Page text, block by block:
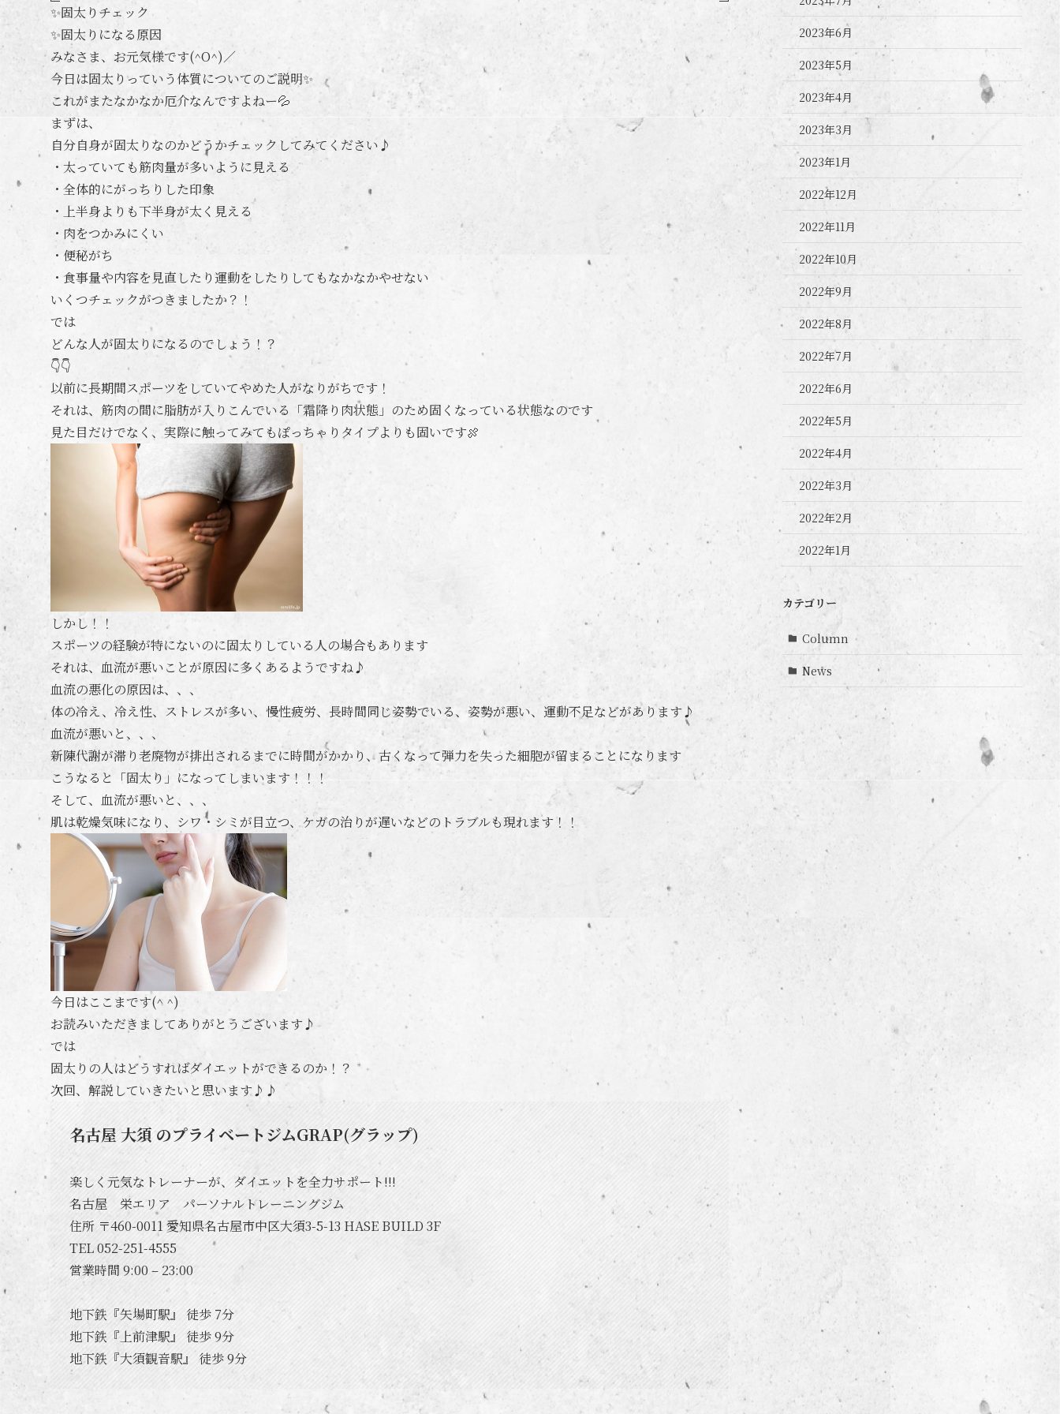
✨固太りチェック
✨固太りになる原因
みなさま、お元気様です(^O^)／
今日は固太りっていう体質についてのご説明✨
これがまたなかなか厄介なんですよねー💦
まずは、
自分自身が固太りなのかどうかチェックしてみてください♪
・太っていても筋肉量が多いように見える
・全体的にがっちりした印象
・上半身よりも下半身が太く見える
・肉をつかみにくい
・便秘がち
・食事量や内容を見直したり運動をしたりしてもなかなかやせない
いくつチェックがつきましたか？！
では
どんな人が固太りになるのでしょう！？
👇👇
以前に長期間スポーツをしていてやめた人がなりがちです！
それは、筋肉の間に脂肪が入りこんでいる「霜降り肉状態」のため固くなっている状態なのです
見た目だけでなく、実際に触ってみてもぽっちゃりタイプよりも固いです🍖
しかし！！
スポーツの経験が特にないのに固太りしている人の場合もあります
それは、血流が悪いことが原因に多くあるようですね♪
血流の悪化の原因は、、、
体の冷え、冷え性、ストレスが多い、慢性疲労、長時間同じ姿勢でいる、姿勢が悪い、運動不足などがあります♪
血流が悪いと、、、
新陳代謝が滞り老廃物が排出されるまでに時間がかかり、古くなって弾力を失った細胞が留まることになります
こうなると「固太り」になってしまいます！！！
そして、血流が悪いと、、、
肌は乾燥気味になり、シワ・シミが目立つ、ケガの治りが遅いなどのトラブルも現れます！！
今日はここまです(^ ^)
お読みいただきましてありがとうございます♪
では
固太りの人はどうすればダイエットができるのか！？
次回、解説していきたいと思います♪♪
名古屋 大須 のプライベートジムGRAP(グラップ)
楽しく元気なトレーナーが、ダイエットを全力サポート!!!
名古屋 栄エリア パーソナルトレーニングジム
住所 〒460-0011 愛知県名古屋市中区大須3-5-13 HASE BUILD 3F
TEL 052-251-4555
営業時間 9:00 – 23:00
地下鉄『矢場町駅』 徒歩 7分
地下鉄『上前津駅』 徒歩 9分
地下鉄『大須観音駅』 徒歩 9分
2023年6月
2023年5月
2023年4月
2023年3月
2023年1月
2022年12月
2022年11月
2022年10月
2022年9月
2022年8月
2022年7月
2022年6月
2022年5月
2022年4月
2022年3月
2022年2月
2022年1月
カテゴリー
Column
News